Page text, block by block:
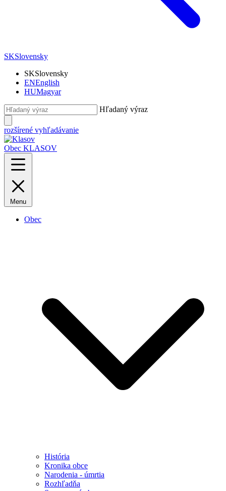
SKSlovensky
SKSlovensky
ENEnglish
HUMagyar
Hľadaný výraz
rozšírené vyhľadávanie
Obec KLASOV
Menu
Obec
História
Kronika obce
Narodenia - úmrtia
Rozhľadňa